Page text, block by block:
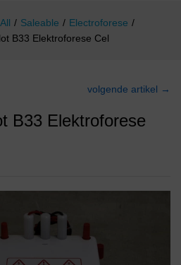
All / Saleable / Electroforese /
B33 Elektroforese Cel
volgende artikel →
B33 Elektroforese